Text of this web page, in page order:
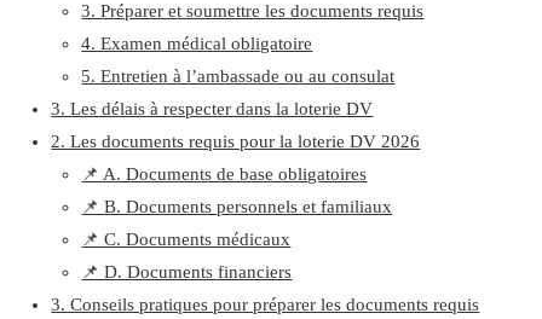
3. Préparer et soumettre les documents requis
4. Examen médical obligatoire
5. Entretien à l’ambassade ou au consulat
3. Les délais à respecter dans la loterie DV
2. Les documents requis pour la loterie DV 2026
📌 A. Documents de base obligatoires
📌 B. Documents personnels et familiaux
📌 C. Documents médicaux
📌 D. Documents financiers
3. Conseils pratiques pour préparer les documents requis